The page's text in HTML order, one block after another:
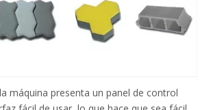
máquina presenta un panel de control